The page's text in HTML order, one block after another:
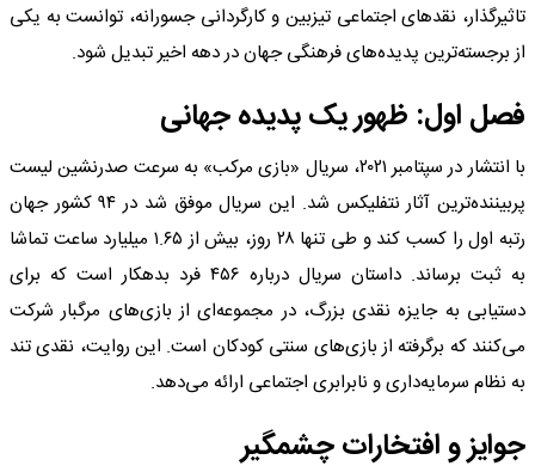
تاثیرگذار، نقدهای اجتماعی تیزبین و کارگردانی جسورانه، توانست به یکی
از برجسته‌ترین پدیده‌های فرهنگی جهان در دهه اخیر تبدیل شود.
فصل اول: ظهور یک پدیده جهانی
با انتشار در سپتامبر ۲۰۲۱، سریال «بازی مرکب» به سرعت صدرنشین لیست
پربیننده‌ترین آثار نتفلیکس شد. این سریال موفق شد در ۹۴ کشور جهان
رتبه اول را کسب کند و طی تنها ۲۸ روز، بیش از ۱.۶۵ میلیارد ساعت تماشا
به ثبت برساند. داستان سریال درباره ۴۵۶ فرد بدهکار است که برای
دستیابی به جایزه نقدی بزرگ، در مجموعه‌ای از بازی‌های مرگبار شرکت
می‌کنند که برگرفته از بازی‌های سنتی کودکان است. این روایت، نقدی تند
به نظام سرمایه‌داری و نابرابری اجتماعی ارائه می‌دهد.
جوایز و افتخارات چشمگیر